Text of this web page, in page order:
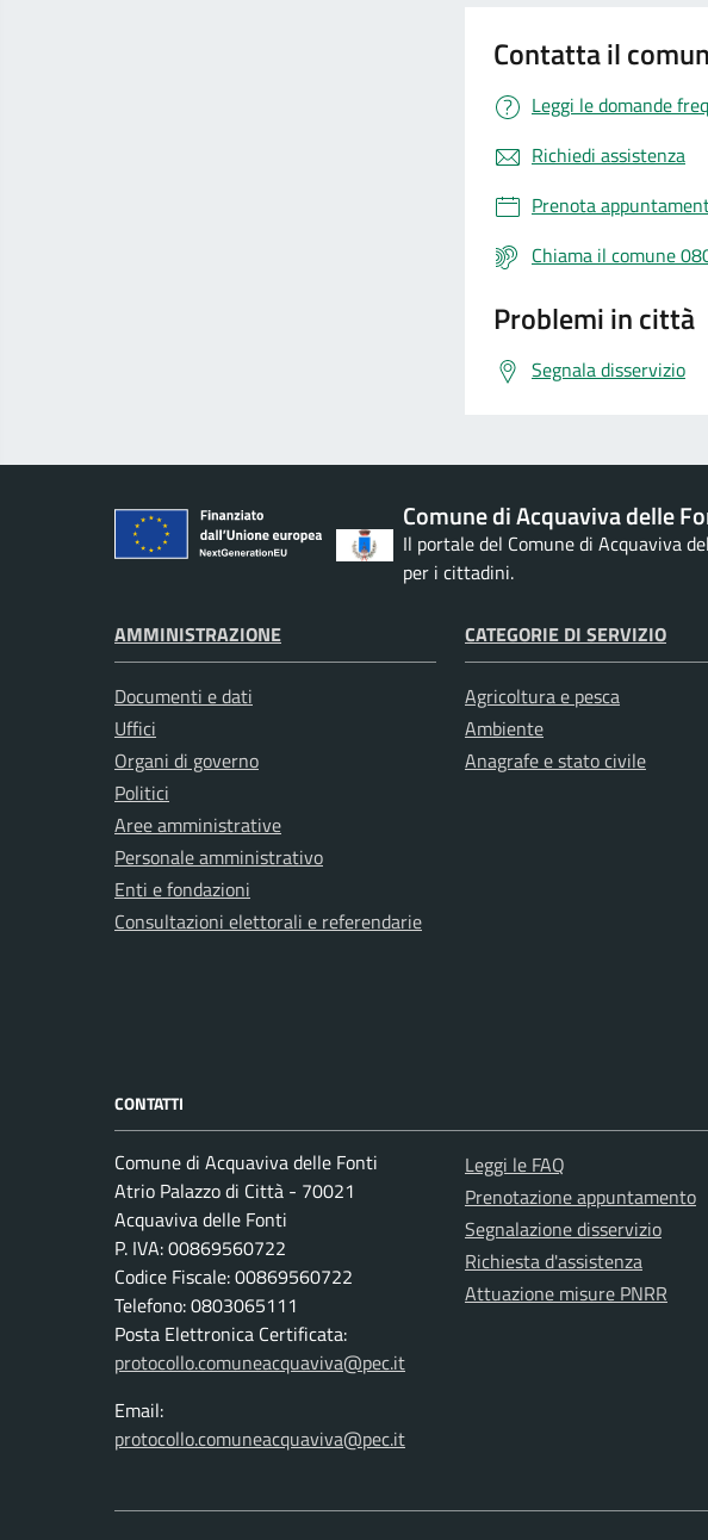
Contatta il
Leggi le domande
Richiedi assistenza
Prenota
Chiama il comune
Problemi in città
Segnala disservizio
Comune di Acquaviva delle
Il portale del Comune di Acquaviva
per i cittadini.
AMMINISTRAZIONE
Documenti e dati
Uffici
Organi di governo
Politici
Aree amministrative
Personale amministrativo
Enti e fondazioni
Consultazioni elettorali e referendarie
CATEGORIE DI SERVIZIO
Agricoltura e pesca
Ambiente
Anagrafe e stato civile
CONTATTI
Comune di Acquaviva delle Fonti
Atrio Palazzo di Città - 70021
Acquaviva delle Fonti
P. IVA: 00869560722
Codice Fiscale: 00869560722
Telefono: 0803065111
Posta Elettronica Certificata:
protocollo.comuneacquaviva@pec.it
Email:
protocollo.comuneacquaviva@pec.it
Leggi le FAQ
Prenotazione appuntamento
Segnalazione disservizio
Richiesta d'assistenza
Attuazione misure PNRR